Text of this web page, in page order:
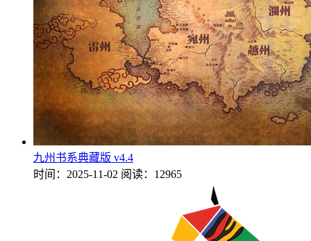
九州书系典藏版 v4.4
时间：2025-11-02 阅读：12965